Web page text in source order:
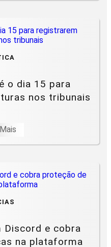
o dia 15 para
nos tribunais
Discord e cobra
na plataforma